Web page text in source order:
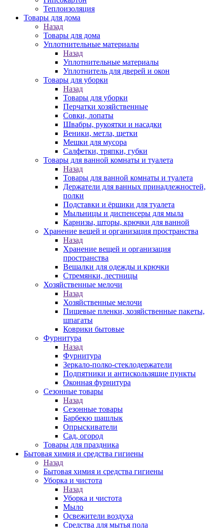
Теплоизоляция
Товары для дома
Назад
Товары для дома
Уплотнительные материалы
Назад
Уплотнительные материалы
Уплотнитель для дверей и окон
Товары для уборки
Назад
Товары для уборки
Перчатки хозяйственные
Совки, лопаты
Швабры, рукоятки и насадки
Веники, метла, щетки
Мешки для мусора
Салфетки, тряпки, губки
Товары для ванной комнаты и туалета
Назад
Товары для ванной комнаты и туалета
Держатели для ванных принадлежностей,
полки
Подставки и ёршики для туалета
Мыльницы и диспенсеры для мыла
Карнизы, шторы, крючки для ванной
Хранение вещей и организация пространства
Назад
Хранение вещей и организация
пространства
Вешалки для одежды и крючки
Стремянки, лестницы
Хозяйственные мелочи
Назад
Хозяйственные мелочи
Пищевые пленки, хозяйственные пакеты,
шпагаты
Коврики бытовые
Фурнитура
Назад
Фурнитура
Зеркало-полко-стеклодержатели
Подпятники и антискользящие пункты
Оконная фурнитура
Сезонные товары
Назад
Сезонные товары
Барбекю шашлык
Опрыскиватели
Сад, огород
Товары для праздника
Бытовая химия и средства гигиены
Назад
Бытовая химия и средства гигиены
Уборка и чистота
Назад
Уборка и чистота
Мыло
Освежители воздуха
Средства для мытья пола